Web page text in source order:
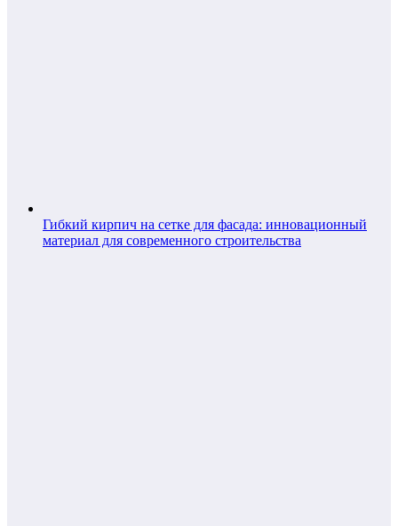
Гибкий кирпич на сетке для фасада: инновационный
материал для современного строительства